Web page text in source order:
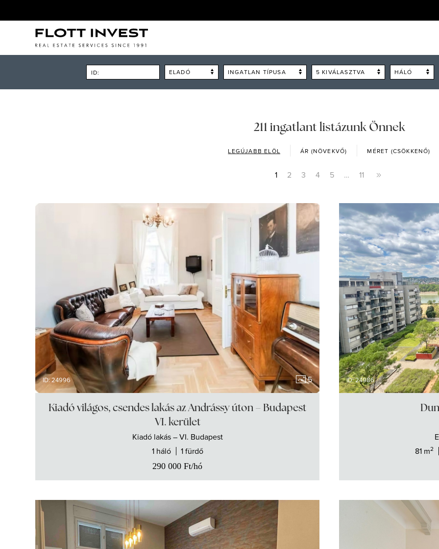
ID: ELADÓ INGATLAN TÍPUSA 5 KIVÁLASZTVA HÁLÓ
211 ingatlant listázunk Önnek
LEGÚJABB ELÖL ÁR (NÖVEKVŐ) MÉRET (CSÖKKENŐ)
1 2 3 4 5 … 11
ID: 24996 5
Kiadó világos, csendes lakás az Andrássy úton – Budapest
VI. kerület
Kiadó lakás – VI. Budapest
1 háló
1 fürdő
290 000 Ft/hó
ID: 24986
81 m2